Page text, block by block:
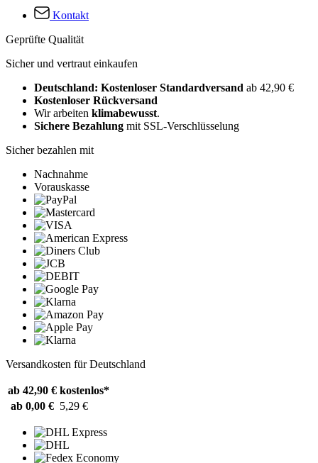
Kontakt
Geprüfte Qualität
Sicher und vertraut einkaufen
Deutschland: Kostenloser Standardversand ab 42,90 €
Kostenloser Rückversand
Wir arbeiten klimabewusst.
Sichere Bezahlung mit SSL-Verschlüsselung
Sicher bezahlen mit
Nachnahme
Vorauskasse
Versandkosten für Deutschland
ab 42,90 € kostenlos*
ab 0,00 € 5,29 €